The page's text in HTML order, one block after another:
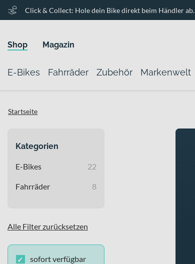
Click & Collect: Hole dein Bike direkt beim Händler ab.
Shop Magazin
E-Bikes Fahrräder Zubehör Markenwelt
Startseite
Kategorien
E-Bikes 22
Fahrräder 8
Alle Filter zurücksetzen
sofort verfügbar